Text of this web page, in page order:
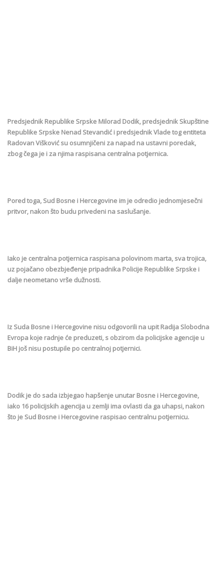
Predsjednik Republike Srpske Milorad Dodik, predsjednik Skupštine
Republike Srpske Nenad Stevandić i predsjednik Vlade tog entiteta
Radovan Višković su osumnjičeni za napad na ustavni poredak,
zbog čega je i za njima raspisana centralna potjernica.
Pored toga, Sud Bosne i Hercegovine im je odredio jednomjesečni
pritvor, nakon što budu privedeni na saslušanje.
Iako je centralna potjernica raspisana polovinom marta, sva trojica,
uz pojačano obezbjeđenje pripadnika Policije Republike Srpske i
dalje neometano vrše dužnosti.
Iz Suda Bosne i Hercegovine nisu odgovorili na upit Radija Slobodna
Evropa koje radnje će preduzeti, s obzirom da policijske agencije u
BiH još nisu postupile po centralnoj potjernici.
Dodik je do sada izbjegao hapšenje unutar Bosne i Hercegovine,
iako 16 policijskih agencija u zemlji ima ovlasti da ga uhapsi, nakon
što je Sud Bosne i Hercegovine raspisao centralnu potjernicu.